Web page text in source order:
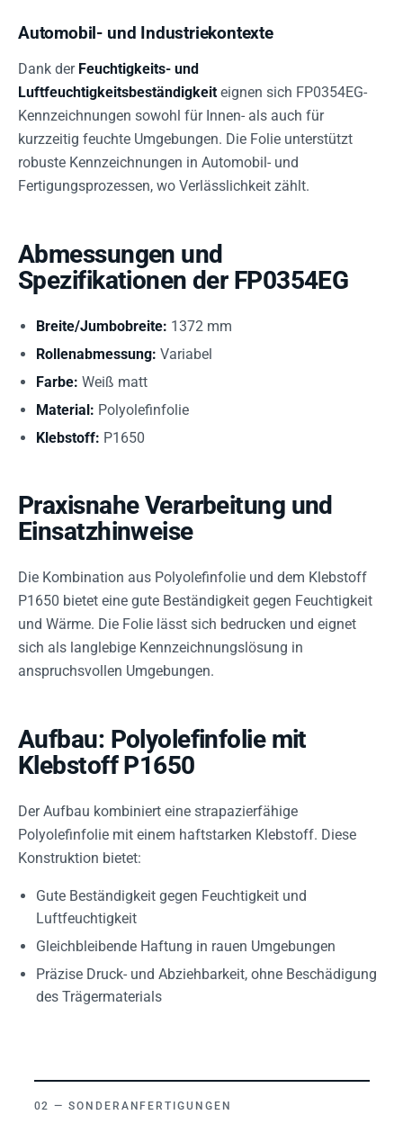
Automobil- und Industriekontexte
Dank der Feuchtigkeits- und
Luftfeuchtigkeitsbeständigkeit eignen sich FP0354EG-
Kennzeichnungen sowohl für Innen- als auch für
kurzzeitig feuchte Umgebungen. Die Folie unterstützt
robuste Kennzeichnungen in Automobil- und
Fertigungsprozessen, wo Verlässlichkeit zählt.
Abmessungen und
Spezifikationen der FP0354EG
Breite/Jumbobreite: 1372 mm
Rollenabmessung: Variabel
Farbe: Weiß matt
Material: Polyolefinfolie
Klebstoff: P1650
Praxisnahe Verarbeitung und
Einsatzhinweise
Die Kombination aus Polyolefinfolie und dem Klebstoff
P1650 bietet eine gute Beständigkeit gegen Feuchtigkeit
und Wärme. Die Folie lässt sich bedrucken und eignet
sich als langlebige Kennzeichnungslösung in
anspruchsvollen Umgebungen.
Aufbau: Polyolefinfolie mit
Klebstoff P1650
Der Aufbau kombiniert eine strapazierfähige
Polyolefinfolie mit einem haftstarken Klebstoff. Diese
Konstruktion bietet:
Gute Beständigkeit gegen Feuchtigkeit und
Luftfeuchtigkeit
Gleichbleibende Haftung in rauen Umgebungen
Präzise Druck- und Abziehbarkeit, ohne Beschädigung
des Trägermaterials
SONDERANFERTIGUNGEN